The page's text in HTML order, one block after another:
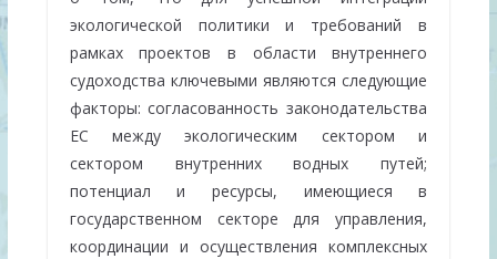
экологической политики и требований в
рамках проектов в области внутреннего
судоходства ключевыми являются следующие
факторы: согласованность законодательства
ЕС между экологическим сектором и
сектором внутренних водных путей;
потенциал и ресурсы, имеющиеся в
государственном секторе для управления,
координации и осуществления комплексных